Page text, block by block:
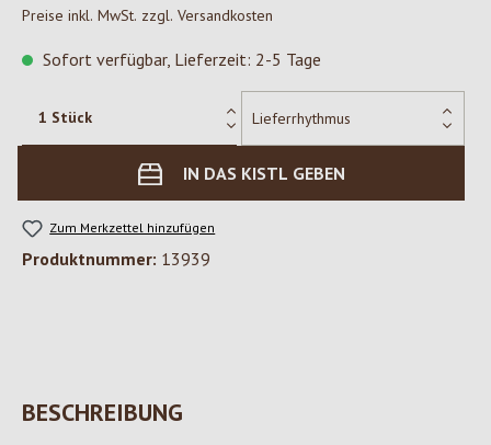
Preise inkl. MwSt. zzgl. Versandkosten
Sofort verfügbar, Lieferzeit: 2-5 Tage
IN DAS KISTL GEBEN
Zum Merkzettel hinzufügen
Produktnummer: 13939
BESCHREIBUNG